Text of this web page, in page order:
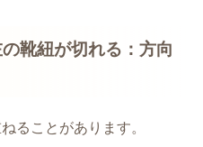
靴紐が切れる：方向
ることがあります。